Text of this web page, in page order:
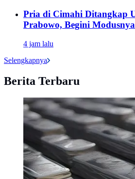
Pria di Cimahi Ditangkap
Prabowo, Begini Modusnya
4 jam lalu
Selengkapnya
Berita Terbaru